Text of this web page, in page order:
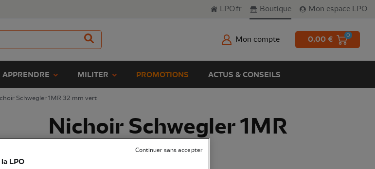
LPO.fr Boutique Mon espace LPO
Mon compte 0,00 € 0
APPRENDRE MILITER PROMOTIONS ACTUS & CONSEILS
Schwegler 1MR 32 mm vert
Nichoir Schwegler 1MR
32 mm vert
LPO
Continuer sans accepter